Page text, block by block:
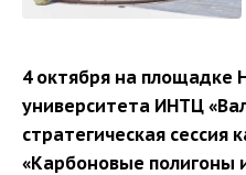
4 октября на площадке
университета ИНТЦ
стратегическая сессия
«Карбоновые полигоны